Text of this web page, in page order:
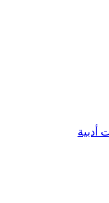
أدبية